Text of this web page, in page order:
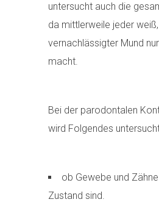
untersucht auch die
da mittlerweile jeder
vernachlässigter Mund
macht.
Bei der parodontalen
wird Folgendes
ob Gewebe und
Zustand sind.